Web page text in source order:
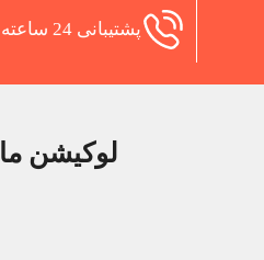
پشتیبانی 24 ساعته
لوکیشن ما